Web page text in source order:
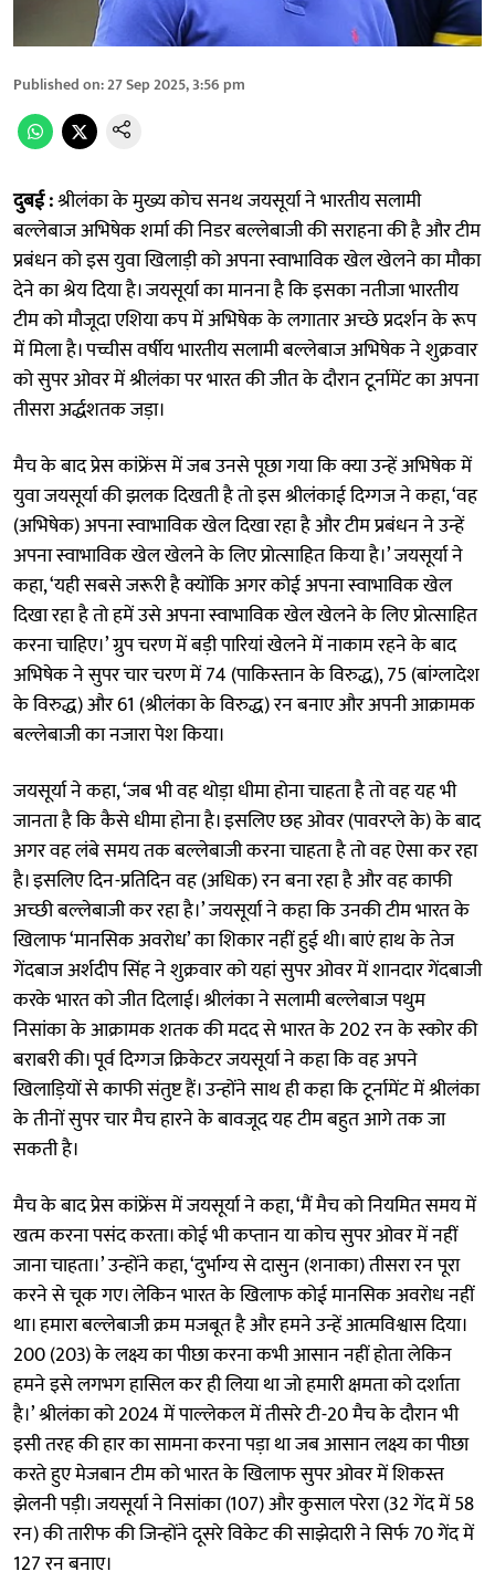
Published on:27 Sep 2025, 3:56 pm
दुबई :श्रीलंका के मुख्य कोच सनथ जयसूर्या ने भारतीय सलामी
बल्लेबाज अभिषेक शर्मा की निडर बल्लेबाजी की सराहना की है और टीम
प्रबंधन को इस युवा खिलाड़ी को अपना स्वाभाविक खेल खेलने का मौका
देने का श्रेय दिया है। जयसूर्या का मानना है कि इसका नतीजा भारतीय
टीम को मौजूदा एशिया कप में अभिषेक के लगातार अच्छे प्रदर्शन के रूप
में मिला है। पच्चीस वर्षीय भारतीय सलामी बल्लेबाज अभिषेक ने शुक्रवार
को सुपर ओवर में श्रीलंका पर भारत की जीत के दौरान टूर्नामेंट का अपना
तीसरा अर्द्धशतक जड़ा।
मैच के बाद प्रेस कांफ्रेंस में जब उनसे पूछा गया कि क्या उन्हें अभिषेक में
युवा जयसूर्या की झलक दिखती है तो इस श्रीलंकाई दिग्गज ने कहा, ‘वह
(अभिषेक) अपना स्वाभाविक खेल दिखा रहा है और टीम प्रबंधन ने उन्हें
अपना स्वाभाविक खेल खेलने के लिए प्रोत्साहित किया है।’ जयसूर्या ने
कहा, ‘यही सबसे जरूरी है क्योंकि अगर कोई अपना स्वाभाविक खेल
दिखा रहा है तो हमें उसे अपना स्वाभाविक खेल खेलने के लिए प्रोत्साहित
करना चाहिए।’ ग्रुप चरण में बड़ी पारियां खेलने में नाकाम रहने के बाद
अभिषेक ने सुपर चार चरण में 74 (पाकिस्तान के विरुद्ध), 75 (बांग्लादेश
के विरुद्ध) और 61 (श्रीलंका के विरुद्ध) रन बनाए और अपनी आक्रामक
बल्लेबाजी का नजारा पेश किया।
जयसूर्या ने कहा, ‘जब भी वह थोड़ा धीमा होना चाहता है तो वह यह भी
जानता है कि कैसे धीमा होना है। इसलिए छह ओवर (पावरप्ले के) के बाद
अगर वह लंबे समय तक बल्लेबाजी करना चाहता है तो वह ऐसा कर रहा
है। इसलिए दिन-प्रतिदिन वह (अधिक) रन बना रहा है और वह काफी
अच्छी बल्लेबाजी कर रहा है।’ जयसूर्या ने कहा कि उनकी टीम भारत के
खिलाफ ‘मानसिक अवरोध’ का शिकार नहीं हुई थी। बाएं हाथ के तेज
गेंदबाज अर्शदीप सिंह ने शुक्रवार को यहां सुपर ओवर में शानदार गेंदबाजी
करके भारत को जीत दिलाई। श्रीलंका ने सलामी बल्लेबाज पथुम
निसांका के आक्रामक शतक की मदद से भारत के 202 रन के स्कोर की
बराबरी की। पूर्व दिग्गज क्रिकेटर जयसूर्या ने कहा कि वह अपने
खिलाड़ियों से काफी संतुष्ट हैं। उन्होंने साथ ही कहा कि टूर्नामेंट में श्रीलंका
के तीनों सुपर चार मैच हारने के बावजूद यह टीम बहुत आगे तक जा
सकती है।
मैच के बाद प्रेस कांफ्रेंस में जयसूर्या ने कहा, ‘मैं मैच को नियमित समय में
खत्म करना पसंद करता। कोई भी कप्तान या कोच सुपर ओवर में नहीं
जाना चाहता।’ उन्होंने कहा, ‘दुर्भाग्य से दासुन (शनाका) तीसरा रन पूरा
करने से चूक गए। लेकिन भारत के खिलाफ कोई मानसिक अवरोध नहीं
था। हमारा बल्लेबाजी क्रम मजबूत है और हमने उन्हें आत्मविश्वास दिया।
200 (203) के लक्ष्य का पीछा करना कभी आसान नहीं होता लेकिन
हमने इसे लगभग हासिल कर ही लिया था जो हमारी क्षमता को दर्शाता
है।’ श्रीलंका को 2024 में पाल्लेकल में तीसरे टी-20 मैच के दौरान भी
इसी तरह की हार का सामना करना पड़ा था जब आसान लक्ष्य का पीछा
करते हुए मेजबान टीम को भारत के खिलाफ सुपर ओवर में शिकस्त
झेलनी पड़ी। जयसूर्या ने निसांका (107) और कुसाल परेरा (32 गेंद में 58
रन) की तारीफ की जिन्होंने दूसरे विकेट की साझेदारी ने सिर्फ 70 गेंद में
127 रन बनाए।